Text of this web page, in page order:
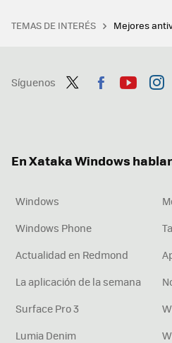
TEMAS DE INTERÉS Mejores
Síguenos
En Xataka Windows
Windows
Windows Phone
Actualidad en Redmond
La aplicación de la semana
Surface Pro 3
Lumia Denim